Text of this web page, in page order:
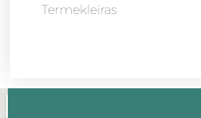
Termekleiras